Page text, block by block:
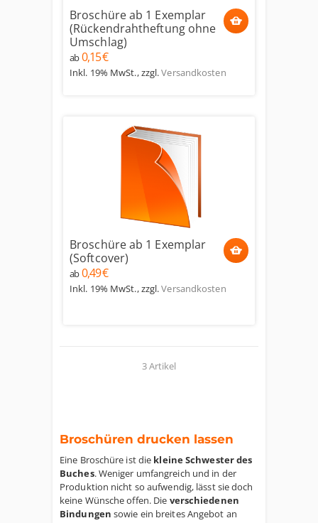
Broschüre ab 1 Exemplar
(Rückendrahtheftung ohne
Umschlag)
ab 0,15 €
Inkl. 19% MwSt.,zzgl.Versandkosten
Broschüre ab 1 Exemplar
(Softcover)
ab 0,49 €
Inkl. 19% MwSt.,zzgl.Versandkosten
3 Artikel
Broschüren drucken lassen
Eine Broschüre ist die kleine Schwester des
Buches. Weniger umfangreich und in der
Produktion nicht so aufwendig, lässt sie doch
keine Wünsche offen. Die verschiedenen
Bindungen sowie ein breites Angebot an